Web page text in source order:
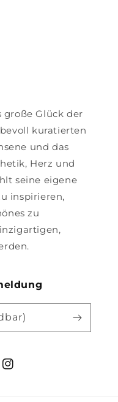
große Glück der
kuratierten
und das
Herz und
seine eigene
inspirieren,
zu
Instagram